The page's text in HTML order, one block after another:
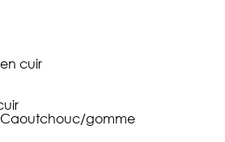
cuir
Caoutchouc/gomme